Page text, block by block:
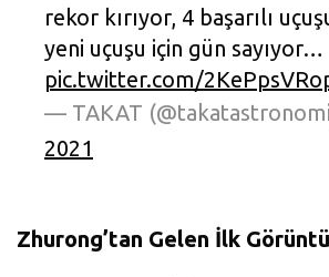
rekor kırıyor, 4 başarılı
yeni uçuşu için gün sayıyor…
pic.twitter.com/
— TAKAT
2021
Zhurong’tan Gelen İlk